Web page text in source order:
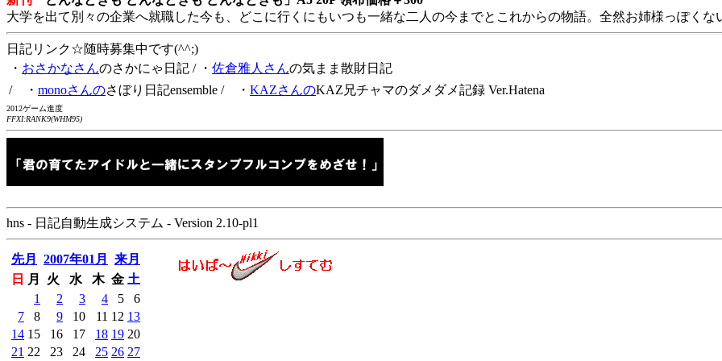
大学を出て別々の企業へ就職した今も、どこに行くにもいつも一緒な二人の今までとこれからの物語。全然お姉様っぽくな
日記リンク☆随時募集中です(^^;)
・ おさかなさんのさかにゃ日記 / ・ 佐倉雅人さんの気まま散財日記
/ ・ monoさんのさぼり日記ensemble / ・ KAZさんのKAZ兄チャマのダメダメ記録 Ver.Hatena
2012ゲーム進度
FFXI:RANK9(WHM95)
hns - 日記自動生成システム - Version 2.10-pl1
先月 2007年01月
来月
日
月 火 水 木 金 土
1
2 3 4 5
6
7
8 9 10 11 12 13
14 15 16 17 18 19 20
21 22 23 24 25 26 27